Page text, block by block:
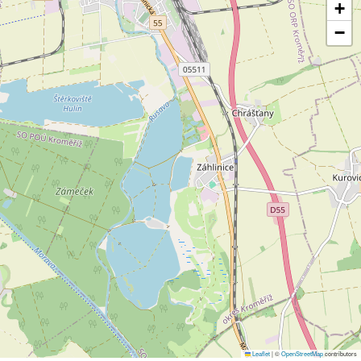
+
−
Leaflet|©OpenStreetMapcontributors